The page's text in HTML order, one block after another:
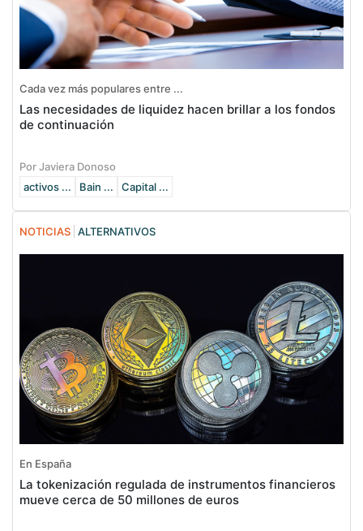
Cada vez más populares entre ...
Las necesidades de liquidez hacen brillar a los fondos
de continuación
Por Javiera Donoso
activos ...
Bain ... Capital ...
NOTICIAS ALTERNATIVOS
En España
La tokenización regulada de instrumentos financieros
mueve cerca de 50 millones de euros